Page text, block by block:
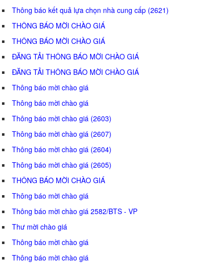
Thông báo kết quả lựa chọn nhà cung cấp (2621)
THÔNG BÁO MỜI CHÀO GIÁ
THÔNG BÁO MỜI CHÀO GIÁ
ĐĂNG TẢI THÔNG BÁO MỜI CHÀO GIÁ
ĐĂNG TẢI THÔNG BÁO MỜI CHÀO GIÁ
Thông báo mời chào giá
Thông báo mời chào giá
Thông báo mời chào giá (2603)
Thông báo mời chào giá (2607)
Thông báo mời chào giá (2604)
Thông báo mời chào giá (2605)
THÔNG BÁO MỜI CHÀO GIÁ
Thông báo mời chào giá
Thông báo mời chào giá 2582/BTS - VP
Thư mời chào giá
Thông báo mời chào giá
Thông báo mời chào giá